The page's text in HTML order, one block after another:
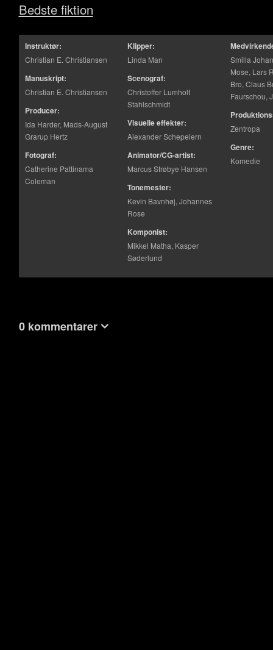
Bedste fiktion
Instruktør:
Christian E. Christiansen
Manuskript:
Christian E. Christiansen
Producer:
Ida Harder, Mads-August
Grarup Hertz
Fotograf:
Catherine Pattinama
Coleman
Klipper:
Linda Man
Scenograf:
Christoffer Lumholt
Stahlschmidt
Visuelle effekter:
Alexander Schepelern
Animator/CG-artist:
Marcus Strøbye Hansen
Tonemester:
Kevin Bavnhøj, Johannes
Rose
Komponist:
Mikkel Matha, Kasper
Søderlund
Smilla
Mose, Lars
Bro, Claus
Faurschou,
Zentropa
Genre:
Komedie
0 kommentarer